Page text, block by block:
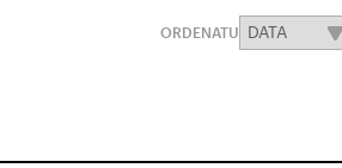
ORDENATU